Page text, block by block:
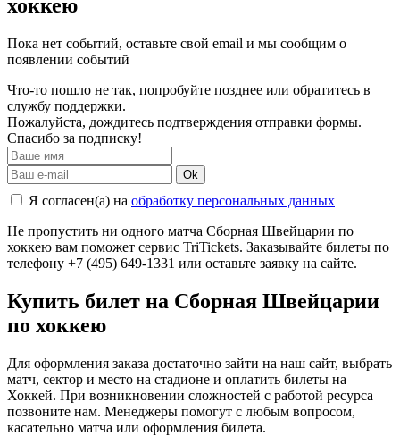
хоккею
Пока нет событий, оставьте свой email и мы сообщим о
появлении событий
Что-то пошло не так, попробуйте позднее или обратитесь в
службу поддержки.
Пожалуйста, дождитесь подтверждения отправки формы.
Спасибо за подписку!
Ok
Я согласен(а) на обработку персональных данных
Не пропустить ни одного матча Сборная Швейцарии по
хоккею вам поможет сервис TriTickets. Заказывайте билеты по
телефону +7 (495) 649-1331 или оставьте заявку на сайте.
Купить билет на Сборная Швейцарии
по хоккею
Для оформления заказа достаточно зайти на наш сайт, выбрать
матч, сектор и место на стадионе и оплатить билеты на
Хоккей. При возникновении сложностей с работой ресурса
позвоните нам. Менеджеры помогут с любым вопросом,
касательно матча или оформления билета.